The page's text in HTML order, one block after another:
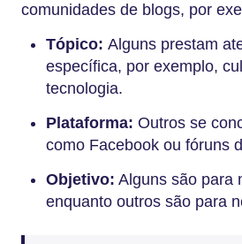
comunidades de blogs, por
Tópico: Alguns prestam
específica, por exemplo,
tecnologia.
Plataforma: Outros se
como Facebook ou fóruns
Objetivo: Alguns são para
enquanto outros são para